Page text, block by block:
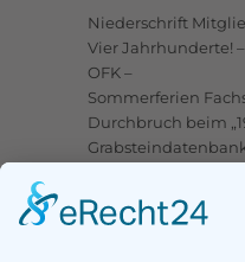
Niederschrift
Vier Jahrhunderte!
OFK –
Sommerferien
Durchbruch beim
Facebook